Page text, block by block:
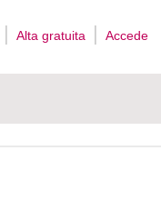
Alta gratuita Accede